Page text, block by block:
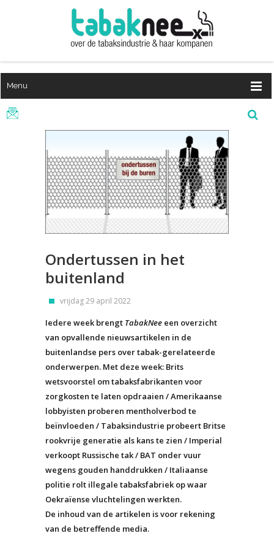
Menu
Ondertussen in het
buitenland
vrijdag 29 april 2022
Iedere week brengt TabakNee een overzicht
van opvallende nieuwsartikelen in de
buitenlandse pers over tabak-gerelateerde
onderwerpen. Met deze week: Brits
wetsvoorstel om tabaksfabrikanten voor
zorgkosten te laten opdraaien / Amerikaanse
lobbyisten proberen mentholverbod te
beïnvloeden / Tabaksindustrie probeert Britse
rookvrije generatie als kans te zien / Imperial
verkoopt Russische tak / BAT onder vuur
wegens gouden handdrukken / Italiaanse
politie rolt illegale tabaksfabriek op waar
Oekraïense vluchtelingen werkten.
De inhoud van de artikelen is voor rekening
van de betreffende media.